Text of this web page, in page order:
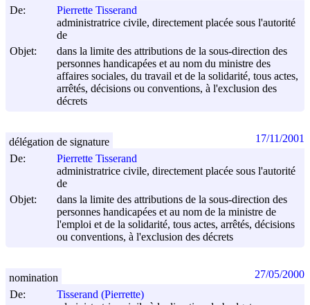
De:
Pierrette Tisserand
administratrice civile, directement placée sous l'autorité
de
Objet:
dans la limite des attributions de la sous-direction des
personnes handicapées et au nom du ministre des
affaires sociales, du travail et de la solidarité, tous actes,
arrêtés, décisions ou conventions, à l'exclusion des
décrets
De:
Pierrette Tisserand
administratrice civile, directement placée sous l'autorité
de
Objet:
dans la limite des attributions de la sous-direction des
personnes handicapées et au nom de la ministre de
l'emploi et de la solidarité, tous actes, arrêtés, décisions
ou conventions, à l'exclusion des décrets
délégation de signature 17/11/2001
De:
Tisserand (Pierrette)
nomination 27/05/2000